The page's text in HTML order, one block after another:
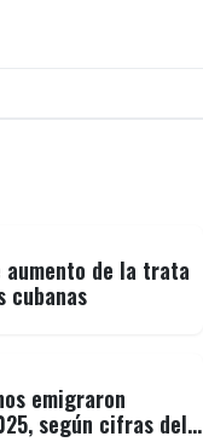
de la trata
cubanas
emigraron
según cifras del